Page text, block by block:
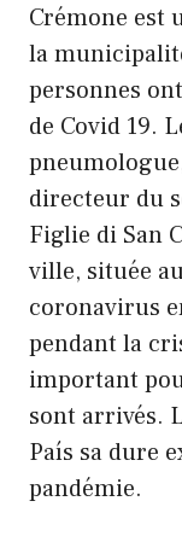
Crémone est
la
personnes
de Covid 19.
directeur du
Figlie di San
ville, située
coronavirus
pendant la
important
sont arrivés.
País sa dure
pandémie.